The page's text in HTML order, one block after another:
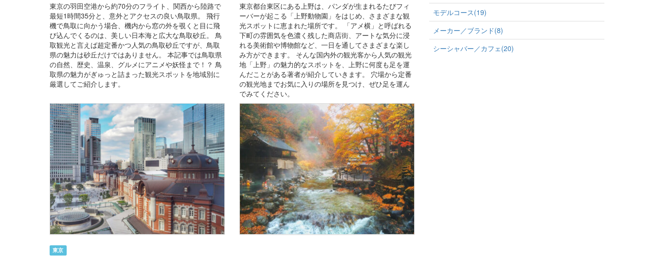
東京の羽田空港から約70分のフライト、関西から陸路で
最短1時間35分と、意外とアクセスの良い鳥取県。 飛行
機で鳥取に向かう場合、機内から窓の外を覗くと目に飛
び込んでくるのは、美しい日本海と広大な鳥取砂丘。 鳥
取観光と言えば超定番かつ人気の鳥取砂丘ですが、鳥取
県の魅力は砂丘だけではありません。 本記事では鳥取県
の自然、歴史、温泉、グルメにアニメや妖怪まで！？ 鳥
取県の魅力がぎゅっと詰まった観光スポットを地域別に
厳選してご紹介します。
東京都台東区にある上野は、パンダが生まれるたびフィ
ーバーが起こる「上野動物園」をはじめ、さまざまな観
光スポットに恵まれた場所です。 「アメ横」と呼ばれる
下町の雰囲気を色濃く残した商店街、アートな気分に浸
れる美術館や博物館など、一日を通してさまざまな楽し
み方ができます。 そんな国内外の観光客から人気の観光
地「上野」の魅力的なスポットを、上野に何度も足を運
んだことがある著者が紹介していきます。 穴場から定番
の観光地までお気に入りの場所を見つけ、ぜひ足を運ん
でみてください。
東京
モデルコース(19)
メーカー／ブランド(8)
シーシャバー／カフェ(20)